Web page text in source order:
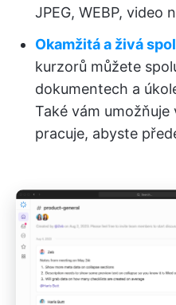
JPEG, WEBP, video
Okamžitá a živá
kurzorů můžete
dokumentech a
Také vám
pracuje, abyste